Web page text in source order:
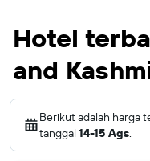
Hotel
and
Berikut adalah harga
tanggal 14-15 Ags